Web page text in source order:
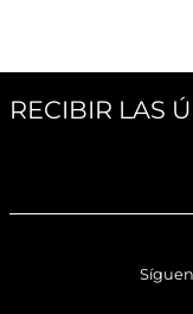
RECIBIR LAS